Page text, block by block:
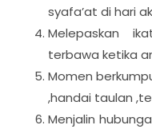
syafa’at di hari
Melepaskan
terbawa ketika
Momen
,handai taulan
Menjalin